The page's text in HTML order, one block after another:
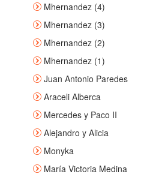
Mhernandez (4)
Mhernandez (3)
Mhernandez (2)
Mhernandez (1)
Juan Antonio Paredes
Araceli Alberca
Mercedes y Paco II
Alejandro y Alicia
Monyka
María Victoria Medina